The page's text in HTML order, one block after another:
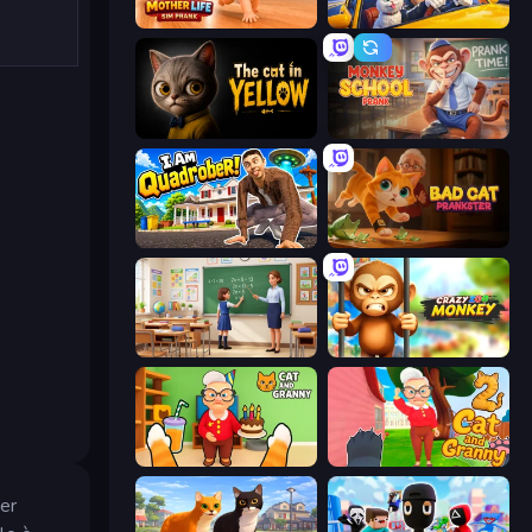
Mother Life Simulator: Prank I Am Taxi Prankster Sim
The Cat in Yellow Monkey School Prank
I Am Quadrober! Bad Cat Prankster
High School Teacher Simulator Crazy Zoo Monkey
Cat and Granny Cat and Granny 2